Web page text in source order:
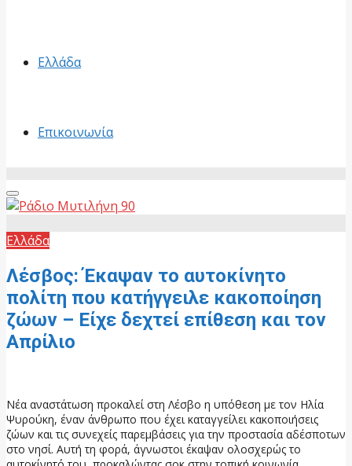
Ελλάδα
Επικοινωνία
Primary
Menu
Ελλάδα
Λέσβος: Έκαψαν το αυτοκίνητο
πολίτη που κατήγγειλε κακοποίηση
ζώων – Είχε δεχτεί επίθεση και τον
Απρίλιο
Νέα αναστάτωση προκαλεί στη Λέσβο η υπόθεση με τον Ηλία
Ψυρούκη, έναν άνθρωπο που έχει καταγγείλει κακοποιήσεις
ζώων και τις συνεχείς παρεμβάσεις για την προστασία αδέσποτων
στο νησί. Αυτή τη φορά, άγνωστοι έκαψαν ολοσχερώς το